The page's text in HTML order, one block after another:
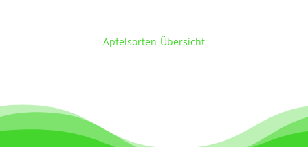
Apfelsorten-Übersicht